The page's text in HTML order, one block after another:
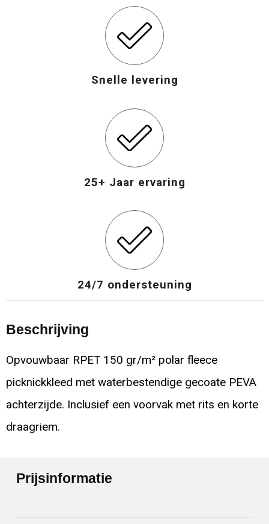
Snelle levering
25+ Jaar ervaring
24/7 ondersteuning
Beschrijving
Opvouwbaar RPET 150 gr/m² polar fleece
picknickkleed met waterbestendige gecoate PEVA
achterzijde. Inclusief een voorvak met rits en korte
draagriem.
Prijsinformatie